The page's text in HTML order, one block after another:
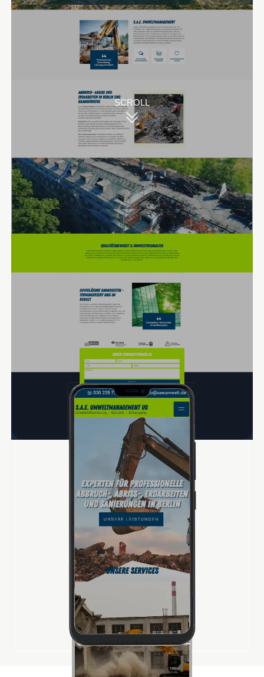
SCROLL
Unsere Lösungen
Wir haben die Onlinepräsenz von S.A.E.
Umweltmanagement vollständig überarbeitet. Durch Drop-
Down-Menüs ist die Seite nun einfach navigierbar,
übersichtlich strukturiert und alle Informationen zu den
Footer direkt auffindbar. Alle Unterseiten enthalten ein
integriertes Kontaktformular, das Interessenten auch über
einen Link im Header erreichen können. Das erleichtert es
potenziellen Auftraggebern, mit S.A.E.
Umweltmanagement in Kontakt zu treten.
Das Layout ist nach demWebsite-Relaunch übersichtlicher
gestaltet und die Startseite enthält Verlinkungen zu allen
Dienstleistungen. Der Fokus lag auflokale SEO-
Optimierung
inkl. individuell konzipierter Texte, damit die
Seite hoch in den Suchmaschinen rankt. Dies erreichen wir
außerdem durchSEA, also Google Ads, was dem
Webauftritt einen zusätzlichen Push nach oben ermöglicht,
wenn Interessenten auf lokaler Ebene nach den
angebotenen Leistungen in Berlin suchen. Die Texte
werden durch professionelle Fotos und Videos ergänzt, die
Auftraggebern einen Eindruck von der Arbeit von S.A.E.
geben. Auf der Referenzen-Unterseite fungieren diese als
Anschauungsmaterial für erfolgreich abgeschlossene